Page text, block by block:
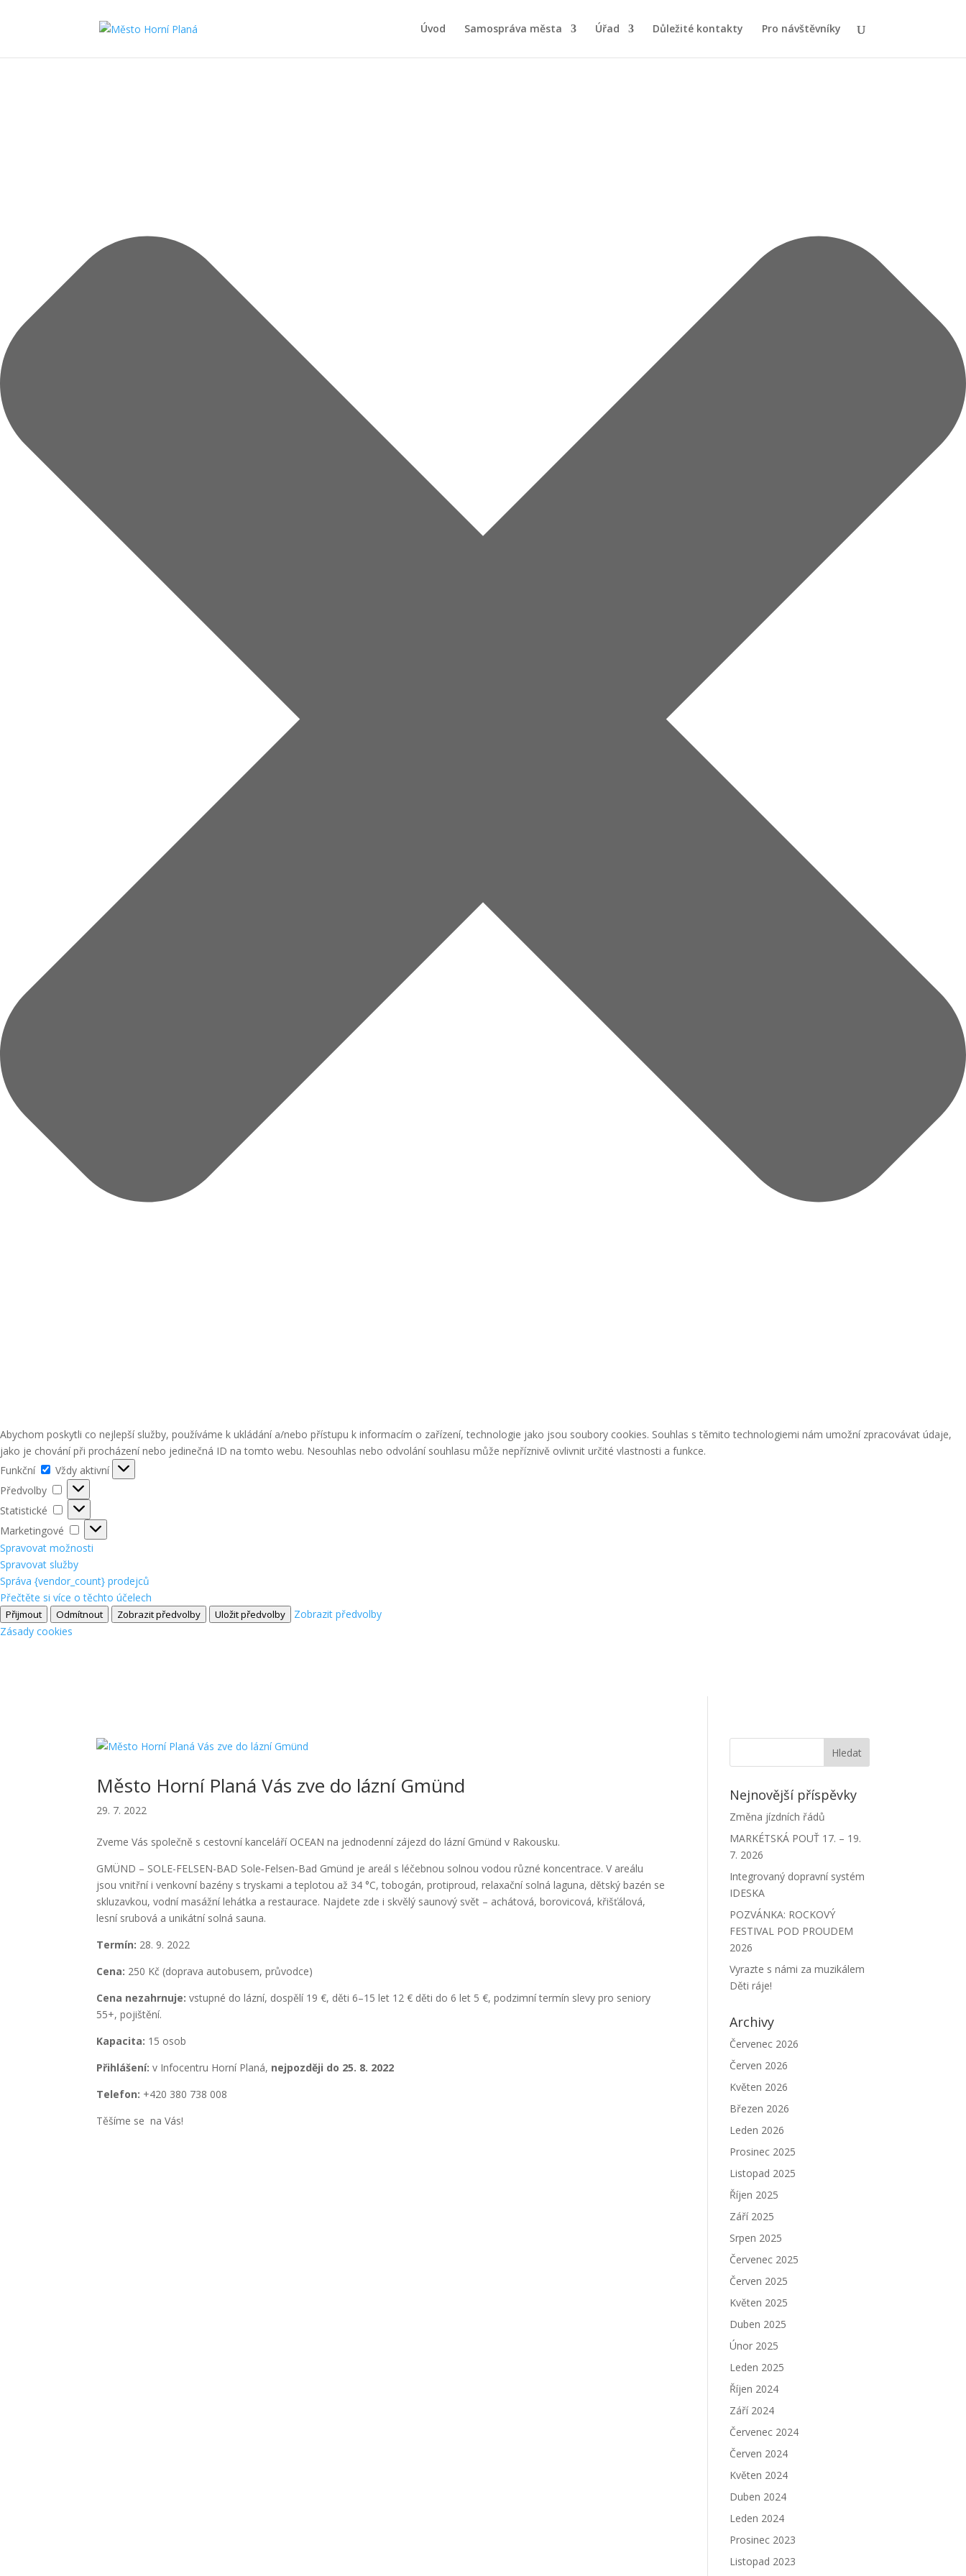
Abychom poskytli co nejlepší služby, používáme k ukládání a/nebo přístupu k informacím o zařízení, technologie jako jsou soubory cookies. Souhlas s těmito technologiemi nám umožní zpracovávat údaje,
jako je chování při procházení nebo jedinečná ID na tomto webu. Nesouhlas nebo odvolání souhlasu může nepříznivě ovlivnit určité vlastnosti a funkce.
Funkční
Funkční
Vždy aktivní
Předvolby
Předvolby
Statistické
Statistické
Marketingové
Marketingové
Spravovat možnosti
Spravovat služby
Správa {vendor_count} prodejců
Přečtěte si více o těchto účelech
Přijmout Odmítnout Zobrazit předvolby Uložit předvolby
Zobrazit předvolby
Zásady cookies
Úvod Samospráva města Úřad Důležité kontakty Pro návštěvníky
Město Horní Planá Vás zve do lázní Gmünd
29. 7. 2022
Zveme Vás společně s cestovní kanceláří OCEAN na jednodenní zájezd do lázní Gmünd v Rakousku.
GMÜND – SOLE-FELSEN-BAD Sole‑Felsen‑Bad Gmünd je areál s léčebnou solnou vodou různé koncentrace. V areálu
jsou vnitřní i venkovní bazény s tryskami a teplotou až 34 °C, tobogán, protiproud, relaxační solná laguna, dětský bazén se
skluzavkou, vodní masážní lehátka a restaurace. Najdete zde i skvělý saunový svět – achátová, borovicová, křišťálová,
lesní srubová a unikátní solná sauna.
Termín: 28. 9. 2022
Cena: 250 Kč (doprava autobusem, průvodce)
Cena nezahrnuje: vstupné do lázní, dospělí 19 €, děti 6–15 let 12 € děti do 6 let 5 €, podzimní termín slevy pro seniory
55+, pojištění.
Kapacita: 15 osob
Přihlášení: v Infocentru Horní Planá, nejpozději do 25. 8. 2022
Telefon: +420 380 738 008
Těšíme se na Vás!
Nejnovější příspěvky
Změna jízdních řádů
MARKÉTSKÁ POUŤ 17. – 19.
7. 2026
Integrovaný dopravní systém
IDESKA
POZVÁNKA: ROCKOVÝ
FESTIVAL POD PROUDEM
2026
Vyrazte s námi za muzikálem
Děti ráje!
Archivy
Červenec 2026
Červen 2026
Květen 2026
Březen 2026
Leden 2026
Prosinec 2025
Listopad 2025
Říjen 2025
Září 2025
Srpen 2025
Červenec 2025
Červen 2025
Květen 2025
Duben 2025
Únor 2025
Leden 2025
Říjen 2024
Září 2024
Červenec 2024
Červen 2024
Květen 2024
Duben 2024
Leden 2024
Prosinec 2023
Listopad 2023